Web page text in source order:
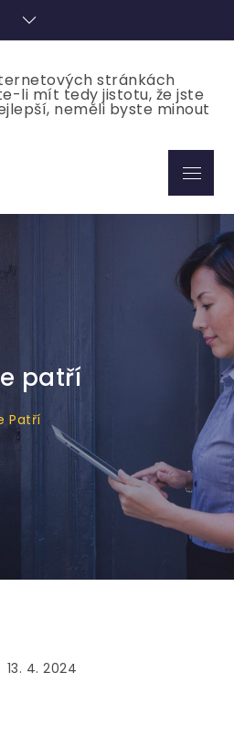
stránkách
li mít tedy jistotu, že jste
neměli byste minout
Menu
patří
Patří
13. 4. 2024